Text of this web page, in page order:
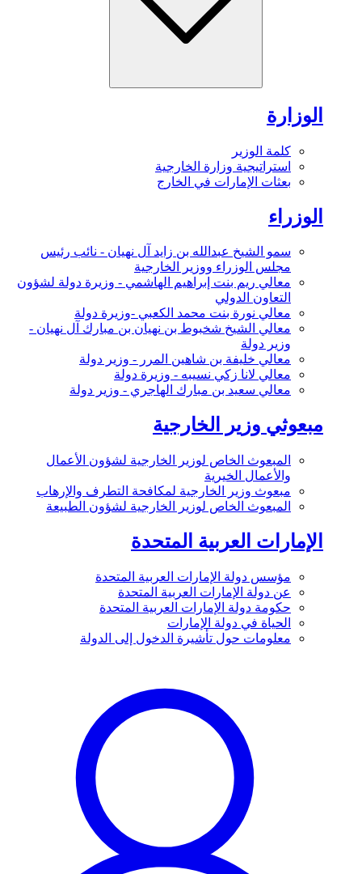
الوزارة
كلمة الوزير
استراتيجية وزارة الخارجية
بعثات الإمارات في الخارج
الوزراء
سمو الشيخ عبدالله بن زايد آل نهيان - نائب رئيس
مجلس الوزراء ووزير الخارجية
معالي ريم بنت إبراهيم الهاشمي - وزيرة دولة لشؤون
التعاون الدولي
معالي نورة بنت محمد الكعبي -وزيرة دولة
معالي الشيخ شخبوط بن نهيان بن مبارك آل نهيان -
وزير دولة
معالي خليفة بن شاهين المرر - وزير دولة
معالي لانا زكي نسيبه - وزيرة دولة
معالي سعيد بن مبارك الهاجري - وزير دولة
مبعوثي وزير الخارجية
المبعوث الخاص لوزير الخارجية لشؤون الأعمال
والأعمال الخيرية
مبعوث وزير الخارجية لمكافحة التطرف والإرهاب
المبعوث الخاص لوزير الخارجية لشؤون الطبيعة
الإمارات العربية المتحدة
مؤسس دولة الإمارات العربية المتحدة
عن دولة الإمارات العربية المتحدة
حكومة دولة الإمارات العربية المتحدة
الحياة في دولة الإمارات
معلومات حول تأشيرة الدخول إلى الدولة